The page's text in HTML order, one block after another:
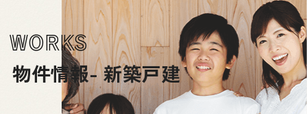
WORKS
物件情報- 新築戸建